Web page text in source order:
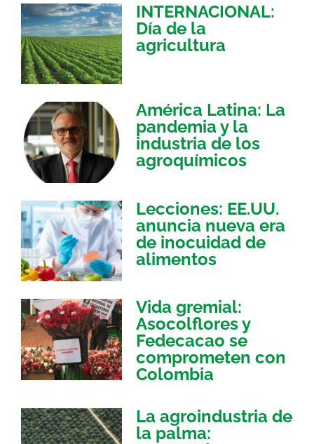
INTERNACIONAL:
Día de la
agricultura
América Latina: La
pandemia y la
industria de los
agroquímicos
Lecciones: EE.UU.
anuncia nueva era
de inocuidad de
alimentos
Vida gremial:
Asocolflores y
Fedecacao se
comprometen con
Colombia
La agroindustria de
la palma: